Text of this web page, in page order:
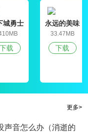
城勇士
网版
下载
永远的美味
星球4破解版
33.47MB
下载
更多>
声音怎么办（消逝的